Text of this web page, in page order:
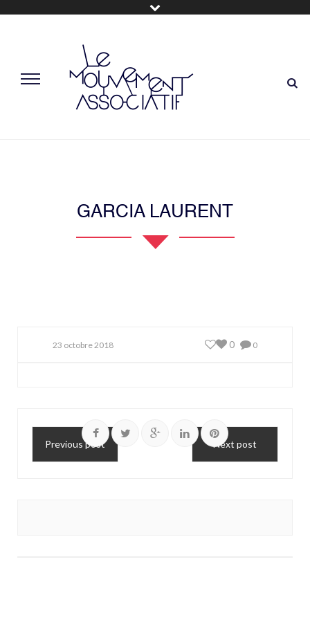
GARCIA LAURENT
23 octobre 2018 0
0
Previous post Next post